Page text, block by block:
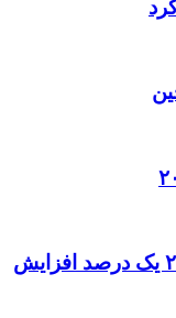
تولید سنگ‌آهن واله در فصل دوم ۲۰۲۶ یک درصد افزایش